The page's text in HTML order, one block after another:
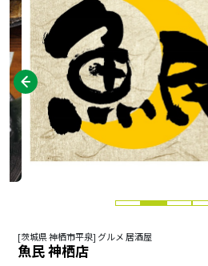
[茨城県 神栖市平泉] グルメ 居酒屋
魚民 神栖店